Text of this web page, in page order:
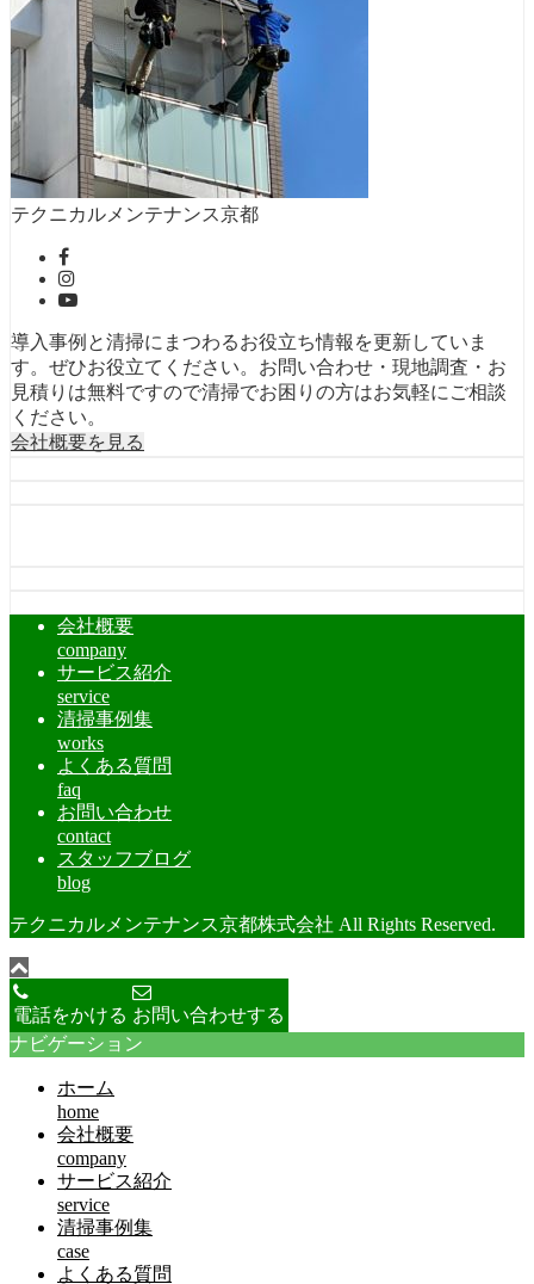
テクニカルメンテナンス京都
導入事例と清掃にまつわるお役立ち情報を更新していま
す。ぜひお役立てください。お問い合わせ・現地調査・お
見積りは無料ですので清掃でお困りの方はお気軽にご相談
ください。
会社概要を見る
会社概要
company
サービス紹介
service
清掃事例集
works
よくある質問
faq
お問い合わせ
contact
スタッフブログ
blog
テクニカルメンテナンス京都株式会社 All Rights Reserved.
電話をかける お問い合わせする
ナビゲーション
ホーム
home
会社概要
company
サービス紹介
service
清掃事例集
case
よくある質問